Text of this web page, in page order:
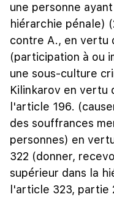
une personne
hiérarchie pénale)
contre A., en vertu
(participation à ou
une sous-culture
Kilinkarov en vertu
l'article 196.
des souffrances
personnes) en
322 (donner,
supérieur dans la
l'article 323, partie